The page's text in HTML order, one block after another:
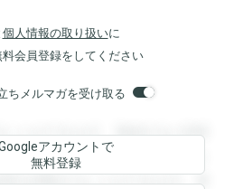
個人情報の取り扱いに
会員登録をしてください
ちメルマガを受け取る
ことができます。登録すると回答
。登録すると回答を閲覧すること
答を閲覧することができます。登
アカウントで
無料登録